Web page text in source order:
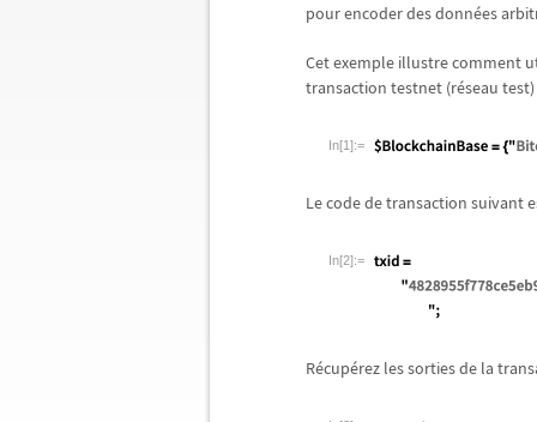
pour encoder des données
Cet exemple illustre comment
transaction testnet (réseau
In[1]:=
Le code de transaction suivant
In[2]:=
Récupérez les sorties de la